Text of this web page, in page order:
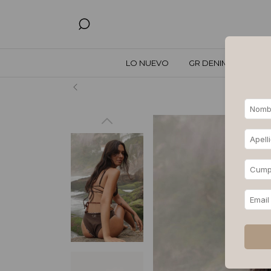
LO NUEVO GR DENIM
Hasta 3,